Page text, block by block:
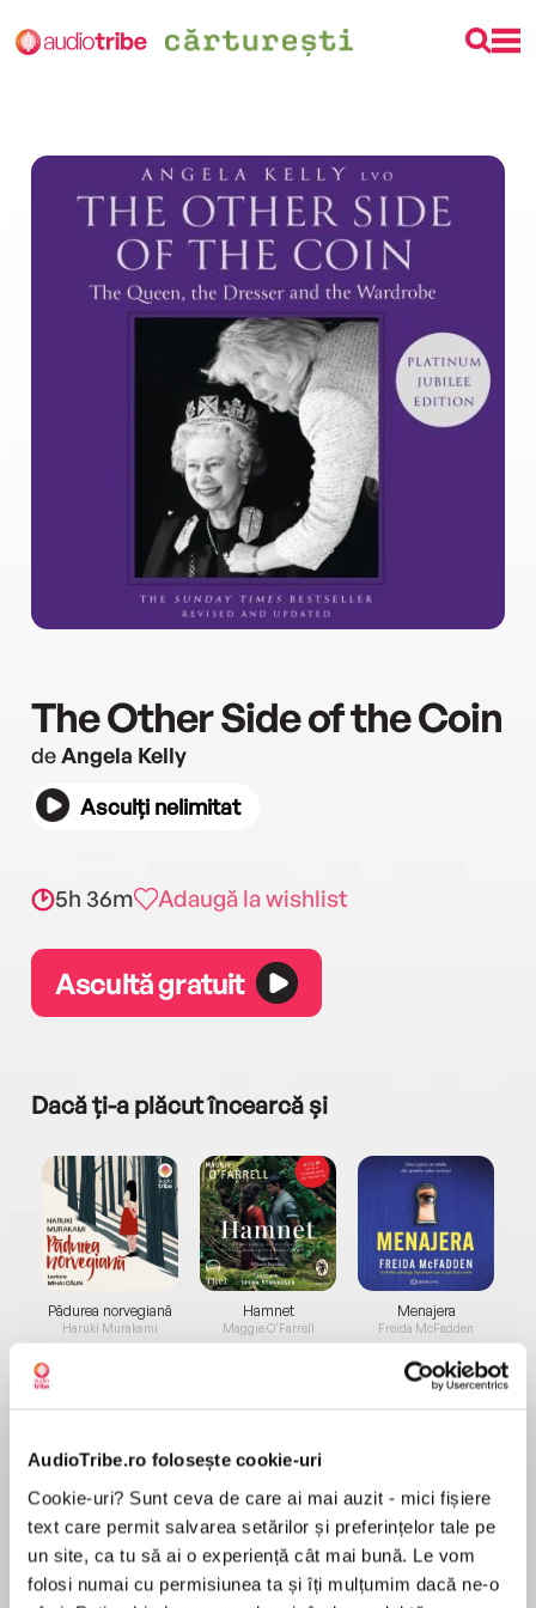
AudioTribe.ro folosește cookie-uri
Cookie-uri? Sunt ceva de care ai mai auzit - mici fișiere
text care permit salvarea setărilor și preferințelor tale pe
un site, ca tu să ai o experiență cât mai bună. Le vom
folosi numai cu permisiunea ta și îți mulțumim dacă ne-o
The Other Side of the Coin
deAngela Kelly
Asculți nelimitat
5h 36m Adaugă la wishlist
Ascultă gratuit
Dacă ți-a plăcut încearcă și
Pădurea norvegiană
Haruki Murakami
Elita de Argint (Elita
de...
Dani Francis
Hamnet
Maggie O'Farrell
Diavolul se îmbracă de
la...
Lauren Weisberger
Menajera
Freida McFadden
Migdală
Sohn Won-pyung